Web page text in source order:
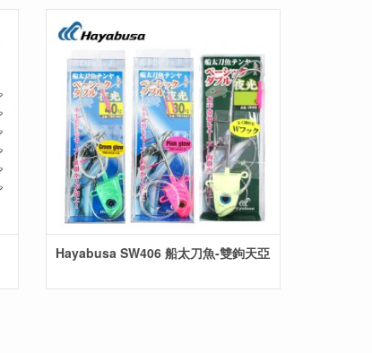
Hayabusa SW406 船太刀魚-雙鉤天亞